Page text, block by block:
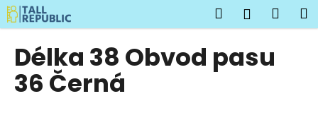
Přejít
na
obsah
Hledat
Délka 38 Obvod pasu
36 Černá
K
o
C
o